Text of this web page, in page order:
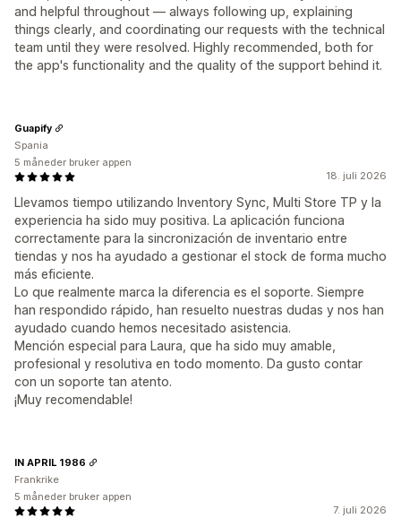
and helpful throughout — always following up, explaining
things clearly, and coordinating our requests with the technical
team until they were resolved. Highly recommended, both for
the app's functionality and the quality of the support behind it.
18. juli 2026
Llevamos tiempo utilizando Inventory Sync, Multi Store TP y la
experiencia ha sido muy positiva. La aplicación funciona
correctamente para la sincronización de inventario entre
tiendas y nos ha ayudado a gestionar el stock de forma mucho
más eficiente.
Lo que realmente marca la diferencia es el soporte. Siempre
han respondido rápido, han resuelto nuestras dudas y nos han
ayudado cuando hemos necesitado asistencia.
Mención especial para Laura, que ha sido muy amable,
profesional y resolutiva en todo momento. Da gusto contar
con un soporte tan atento.
¡Muy recomendable!
Guapify
Spania
5 måneder bruker appen
7. juli 2026
IN APRIL 1986
Frankrike
5 måneder bruker appen